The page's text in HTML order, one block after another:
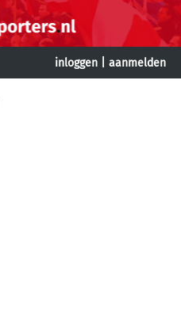
inloggen aanmelden